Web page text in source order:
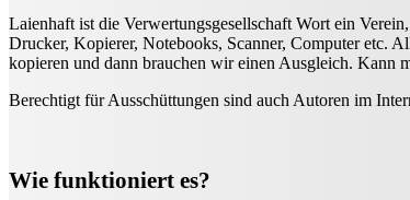
Laienhaft ist die Verwertungsgesellschaft Wort ein
Drucker, Kopierer, Notebooks, Scanner, Computer etc.
kopieren und dann brauchen wir einen Ausgleich. Kann
Berechtigt für Ausschüttungen sind auch Autoren im
Wie funktioniert es?